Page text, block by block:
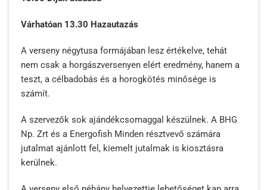
Várhatóan 13.30 Hazautazás
A verseny négytusa formájában lesz értékelve, tehát
nem csak a horgászversenyen elért eredmény, hanem a
teszt, a célbadobás és a horogkötés minősége is
számít.
A szervezők sok ajándékcsomaggal készülnek. A BHG
Np. Zrt és a Energofish Minden résztvevő számára
jutalmat ajánlott fel, kiemelt jutalmak is kiosztásra
kerülnek.